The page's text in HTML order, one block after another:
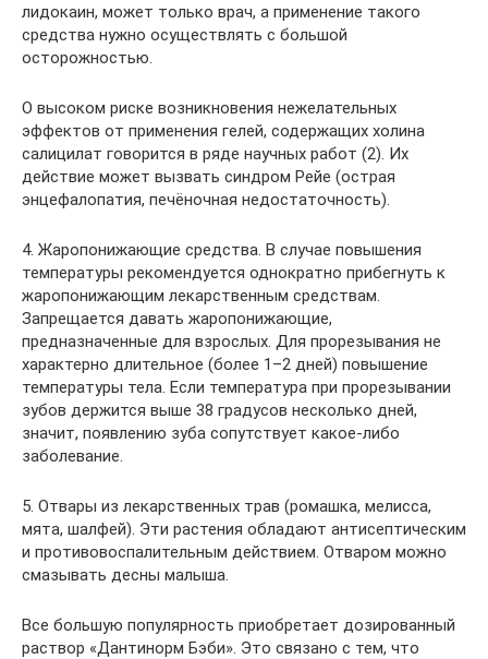
лидокаин, может только врач, а применение такого
средства нужно осуществлять с большой
осторожностью.
О высоком риске возникновения нежелательных
эффектов от применения гелей, содержащих холина
салицилат говорится в ряде научных работ (2). Их
действие может вызвать синдром Рейе (острая
энцефалопатия, печёночная недостаточность).
4. Жаропонижающие средства. В случае повышения
температуры рекомендуется однократно прибегнуть к
жаропонижающим лекарственным средствам.
Запрещается давать жаропонижающие,
предназначенные для взрослых. Для прорезывания не
характерно длительное (более 1–2 дней) повышение
температуры тела. Если температура при прорезывании
зубов держится выше 38 градусов несколько дней,
значит, появлению зуба сопутствует какое-либо
заболевание.
5. Отвары из лекарственных трав (ромашка, мелисса,
мята, шалфей). Эти растения обладают антисептическим
и противовоспалительным действием. Отваром можно
смазывать десны малыша.
Все большую популярность приобретает дозированный
раствор «Дантинорм Бэби». Это связано с тем, что